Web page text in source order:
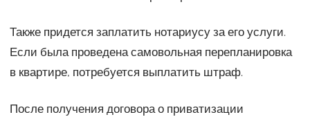
Также придется заплатить нотариусу за его услуги.
Если была проведена самовольная перепланировка
в квартире, потребуется выплатить штраф.
После получения договора о приватизации